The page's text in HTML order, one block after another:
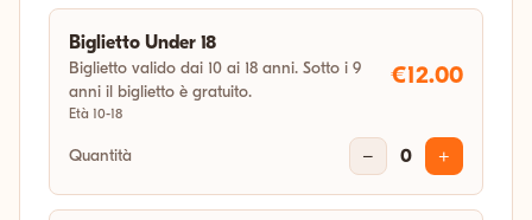
Biglietto Under 18
Biglietto valido dai 10 ai 18 anni. Sotto i 9
anni il biglietto è gratuito.
Età 10-18
€12.00
Quantità − 0 +